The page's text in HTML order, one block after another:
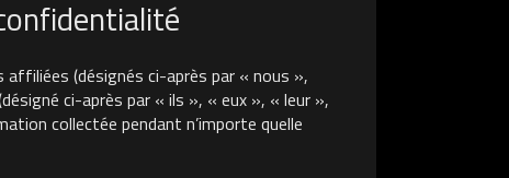
(désignés ci-après par « nous »,
ci-après par « ils », « eux », « leur »,
collectée pendant n’importe quelle